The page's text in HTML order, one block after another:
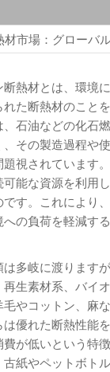
材市場：グローバ
断熱材とは、環境
れた断熱材のこと
石油などの化石
、その製造過程や
題視されています
可能な資源を利用
す。これにより
の負荷を軽減す
多岐に渡ります
生素材系、バイ
やコットン、麻
優れた断熱性能
が低いという特
紙やペットボト